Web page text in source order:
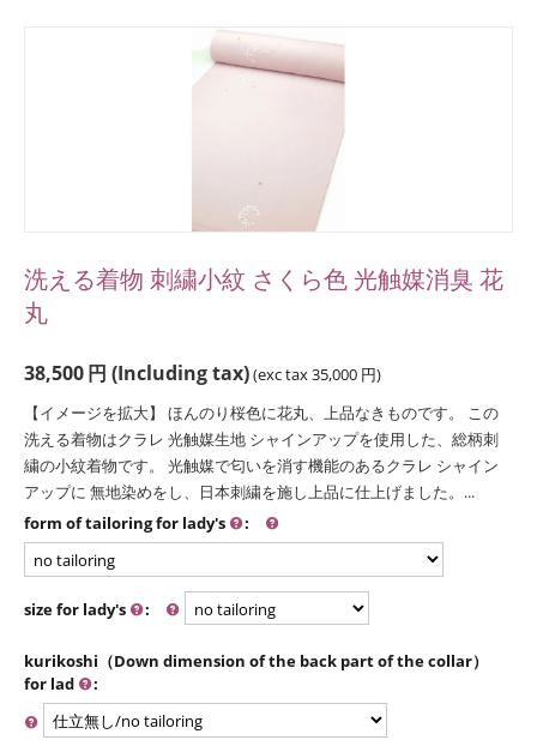
洗える着物 刺繍小紋 さくら色 光触媒消臭 花
丸
38,500円 (Including tax)(exc tax35,000 円)
【イメージを拡大】 ほんのり桜色に花丸、上品なきものです。 この
洗える着物はクラレ 光触媒生地 シャインアップを使用した、総柄刺
繍の小紋着物です。 光触媒で匂いを消す機能のあるクラレ シャイン
アップに 無地染めをし、日本刺繍を施し上品に仕上げました。...
form of tailoring for lady's
:
size for lady's :
kurikoshi（Down dimension of the back part of the collar）
for lad
: